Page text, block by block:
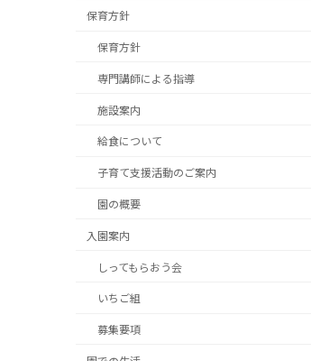
保育方針
保育方針
専門講師による指導
施設案内
給食について
子育て支援活動のご案内
園の概要
入園案内
しってもらおう会
いちご組
募集要項